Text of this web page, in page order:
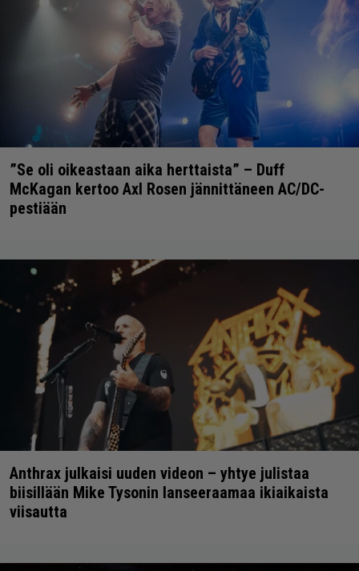
”Se oli oikeastaan aika herttaista” – Duff
McKagan kertoo Axl Rosen jännittäneen AC/DC-
pestiään
Anthrax julkaisi uuden videon – yhtye julistaa
biisillään Mike Tysonin lanseeraamaa ikiaikaista
viisautta